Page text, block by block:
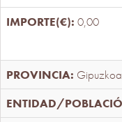
0,00
Gipuzkoa